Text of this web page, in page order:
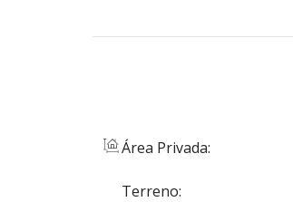
Área Privada:
Terreno: